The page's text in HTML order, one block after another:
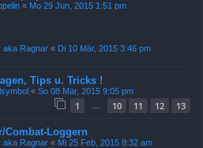
« Mo 29 Jun, 2015 1:51 pm
aka Ragnar « Di 10 Mär, 2015 3:46 pm
Tips u. Tricks !
« So 08 Mär, 2015 9:05 pm
1 … 10 11 12 13
Combat-Loggern
aka Ragnar « Mi 25 Feb, 2015 8:32 am